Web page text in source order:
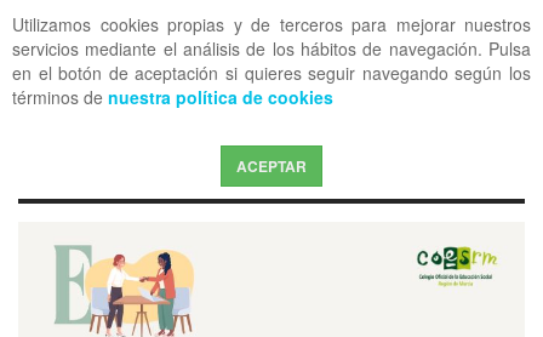
Utilizamos cookies propias y de terceros para mejorar nuestros
servicios mediante el análisis de los hábitos de navegación. Pulsa
en el botón de aceptación si quieres seguir navegando según los
términos de nuestra política de cookies
ACEPTAR
OFF CANVAS